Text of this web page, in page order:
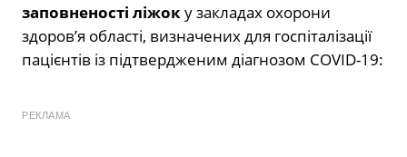
заповненості ліжоку закладах охорони
здоров’я області, визначених для госпіталізації
пацієнтів із підтвердженим діагнозом COVID-19:
РЕКЛАМА